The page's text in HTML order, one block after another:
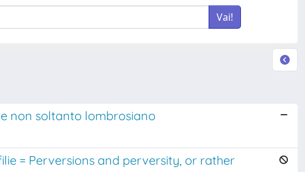
non soltanto lombrosiano
= Perversions and perversity, or rather